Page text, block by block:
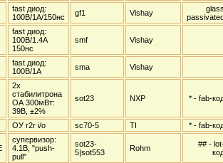
fast диод:
100В/1А/150нс
gf1 Vishay
fast диод:
100В/1.4А
150нс
smf Vishay
fast диод:
100В/1А
sma Vishay
2x
стабилитрона
ОА 300мВт:
39В, ±2%
sot23 NXP * - fab-
ОУ r2r i/o sc70-5 TI * - fab-
супервизор:
4.1В, "push-
pull"
sot23-
5|sot553
Rohm
## -